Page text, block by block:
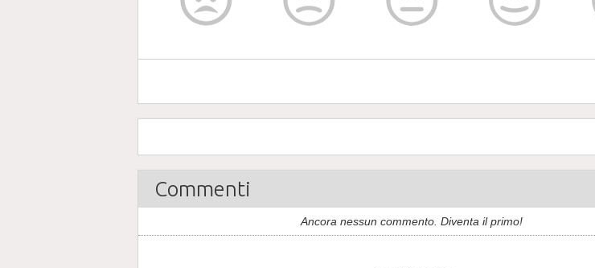
Commenti
Ancora nessun commento. Diventa il primo!